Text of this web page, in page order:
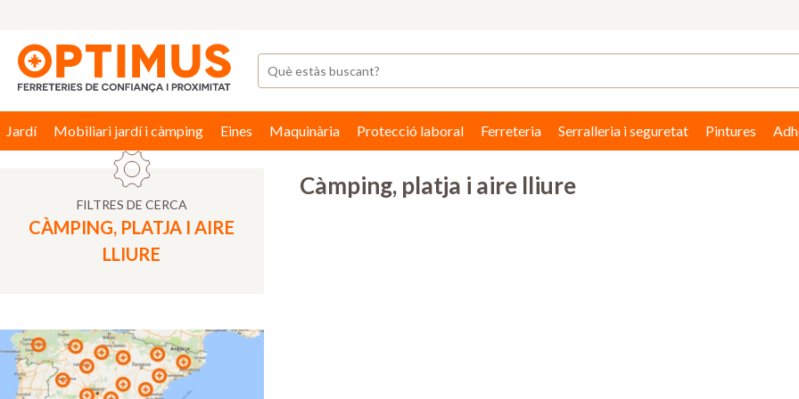
Jardí Mobiliari jardí i càmping Eines Maquinària Protecció laboral Ferreteria Serralleria i seguretat Pintures
FILTRES DE CERCA
CÀMPING, PLATJA I AIRE
LLIURE
Càmping, platja i aire lliure